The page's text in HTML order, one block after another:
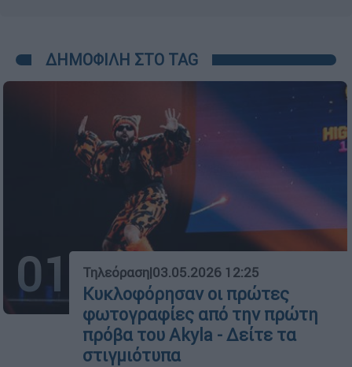
ΔΗΜΟΦΙΛΗ ΣΤΟ TAG
01 Τηλεόραση|03.05.2026 12:25
Κυκλοφόρησαν οι πρώτες
φωτογραφίες από την πρώτη
πρόβα του Akyla - Δείτε τα
στιγμιότυπα